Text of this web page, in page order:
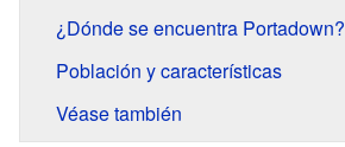
¿Dónde se encuentra Portadown?
Población y características
Véase también